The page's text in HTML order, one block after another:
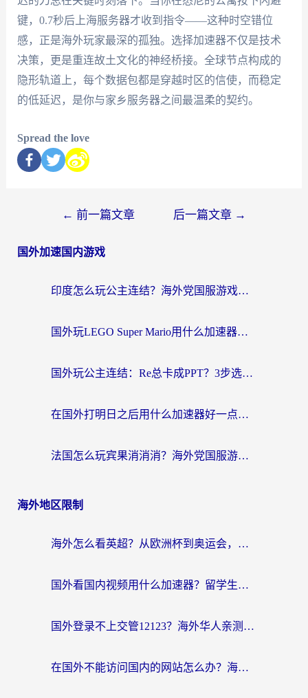
键，0.7秒后上海服务器才收到指令——这种时空错位
感，正是海外玩家最深的孤独。选择加速器不仅是技术
决策，更是重连故土文化的神经桥接。全球节点构成的
隐形轨道上，每个数据包都是穿越时区的信使，而稳定
的低延迟，是你与家乡服务器之间最温柔的契约。
Spread the love
← 前一篇文章 后一篇文章 →
国外加速国内游戏
印度怎么玩公主连结？海外党国服游戏加速终极指南（附仙境传说RO重生细胞优化技巧）
国外玩LEGO Super Mario用什么加速器？2026海外玩家亲测有效指南
国外玩公主连结：Re总卡成PPT？3步选对加速器，畅玩国服无压力
在国外打明日之后用什么加速器好一点？海外玩家亲测有效的国服游戏加速指南
法国怎么玩宾果消消消？海外党国服游戏加速器终极指南（附漫威召唤与合成解决办法）
海外地区限制
海外怎么看英超？从欧洲杯到奥运会，一份让你不卡壳的中文解说观看指南
国外看国内视频用什么加速器？留学生和海外华人的实用指南
国外登录不上交管12123？海外华人亲测有效的回国加速器选择指南
在国外不能访问国内的网站怎么办？海外党必看的无缝回国上网指南